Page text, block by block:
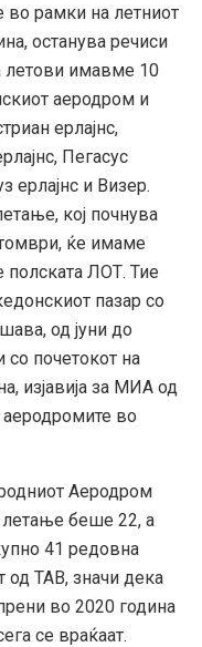
во рамки на летниот
останува речиси
летови имавме 10
аеродром и
ерлајнс,
Пегасус
ерлајнс и Визер.
кој почнува
ќе имаме
полската ЛОТ. Тие
пазар со
од јуни до
почетокот на
изјавија за МИА од
во
Аеродром
летање беше 22, а
41 редовна
од ТАВ, значи дека
во 2020 година
се враќаат.